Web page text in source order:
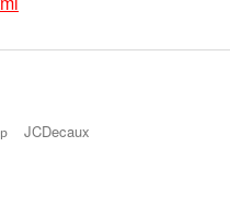
JCDecaux